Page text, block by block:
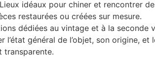
Lieux idéaux pour chiner et rencontrer
restaurées ou créées sur mesure.
dédiées au vintage et à la seconde
général de l’objet, son origine,
transparente.